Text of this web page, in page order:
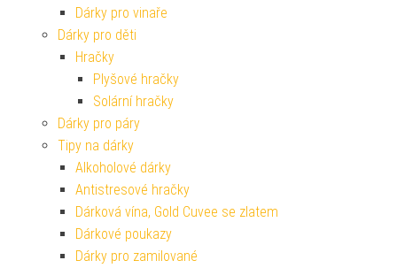
Dárky pro vinaře
Dárky pro děti
Hračky
Plyšové hračky
Solární hračky
Dárky pro páry
Tipy na dárky
Alkoholové dárky
Antistresové hračky
Dárková vína, Gold Cuvee se zlatem
Dárkové poukazy
Dárky pro zamilované